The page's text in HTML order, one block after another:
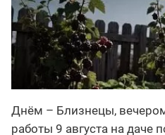
Днём – Близнецы,
работы 9 августа на даче